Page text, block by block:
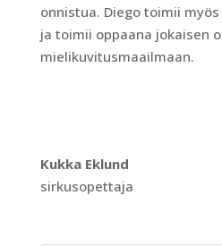
onnistua. Diego toimii
ja toimii oppaana jokaisen
mielikuvitusmaailmaan.
Kukka Eklund
sirkusopettaja